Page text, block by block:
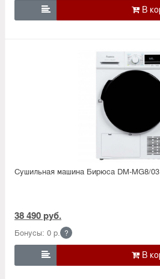

Сушильная машина Бирюса DM-MG8/03
38 490 руб.
Бонусы: 0 р. ?
